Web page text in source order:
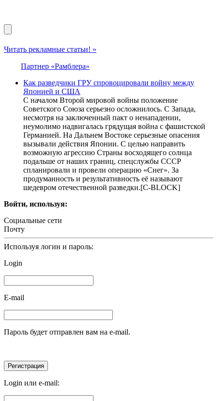
Читать рекламные статьи! »
Партнер «Рамблера»
Как разведчики ГРУ спровоцировали войну между
Японией и США
С началом Второй мировой войны положение
Советского Союза серьезно осложнилось. С Запада,
несмотря на заключенный пакт о ненападении,
неумолимо надвигалась грядущая война с фашистской
Германией. На Дальнем Востоке серьезные опасения
вызывали действия Японии. С целью направить
возможную агрессию Страны восходящего солнца
подальше от наших границ, спецслужбы СССР
спланировали и провели операцию «Снег». За
продуманность и результативность её называют
шедевром отечественной разведки.[С-BLOCK]
Войти, используя:
Социальные сети
Почту
Используя логин и пароль:
Login
E-mail
Пароль будет отправлен вам на e-mail.
Login или e-mail: